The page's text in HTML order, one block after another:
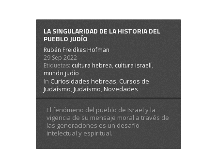
LA SINGULARIDAD DE LA HISTORIA DEL
PUEBLO JUDÍO
Rubén Freidkes Hofman
29 Sep 2022
Etiquetas: cultura hebrea, cultura israelí,
mundo judío
In Curiosidades hebreas, Cursos de
Judaísmo,Judaísmo,Novedades
El fenómeno del pueblo de Israel y la
vigencia de su mensaje moral a través de
las generaciones es un desafío
intelectual y espiritual.